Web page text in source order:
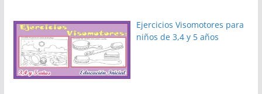
Ejercicios Visomotores para
niños de 3,4 y 5 años